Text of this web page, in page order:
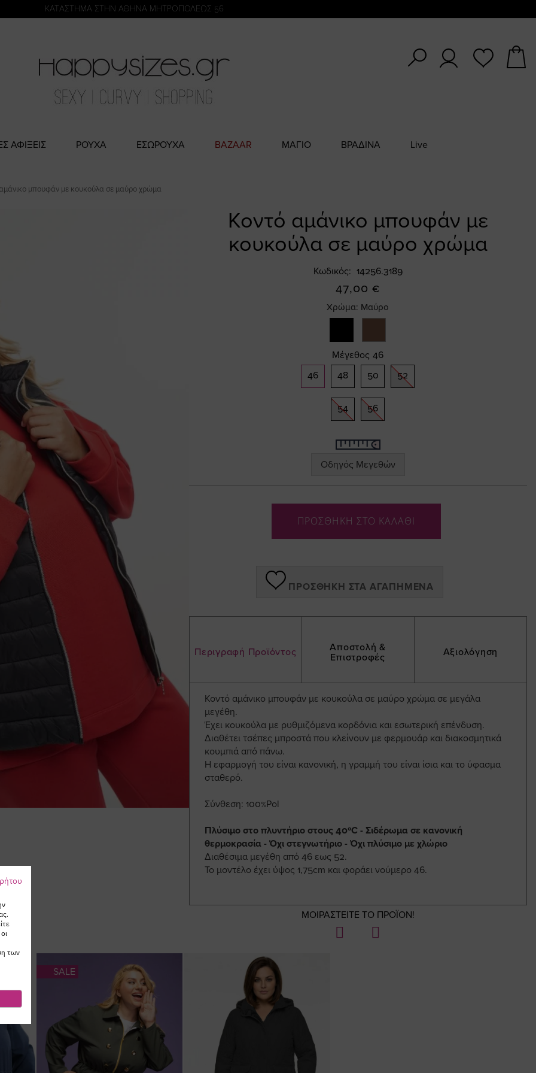
KATΑΣΤΗΜΑ ΣΤΗΝ ΑΘΗΝΑ ΜΗΤΡΟΠΟΛΕΩΣ 56
ΑΦΙΞΕΙΣ ΡΟΥΧΑ ΕΣΩΡΟΥΧΑ BAZAAR ΜΑΓΙΟ ΒΡΑΔΙΝΑ Live
μπουφάν με κουκούλα σε μαύρο χρώμα
Κοντό αμάνικο μπουφάν με
κουκούλα σε μαύρο χρώμα
Κωδικός 14256.3189
47,00 €
Χρώμα: Μαύρο
Μέγεθος 46
46
48 50 52
54 56
Οδηγός Μεγεθών
ΠΡΟΣΘΗΚΗ ΣΤΟ ΚΑΛΑΘΙ
ΠΡΟΣΘΉΚΗ ΣΤΑ ΑΓΑΠΗΜΈΝΑ
Περιγραφή Προϊόντος
Αποστολή &
Επιστροφές
Αξιολόγηση
Κοντό αμάνικο μπουφάν με κουκούλα σε μαύρο χρώμα σε μεγάλα
μεγέθη.
Έχει κουκούλα με ρυθμιζόμενα κορδόνια και εσωτερική επένδυση.
Διαθέτει τσέπες μπροστά που κλείνουν με φερμουάρ και διακοσμητικά
κουμπιά από πάνω.
Η εφαρμογή του είναι κανονική, η γραμμή του είναι ίσια και το ύφασμα
σταθερό.
Σύνθεση: 100%Pol
Πλύσιμο στο πλυντήριο στους 40ºC - Σιδέρωμα σε κανονική
θερμοκρασία - Όχι στεγνωτήριο - Όχι πλύσιμο με χλώριο
Διαθέσιμα μεγέθη από 46 εως 52.
Το μοντέλο έχει ύψος 1,75cm και φοράει νούμερο 46.
ΜΟΙΡΑΣΤΕΙΤΕ ΤΟ ΠΡΟΪΟΝ!
SALE
των